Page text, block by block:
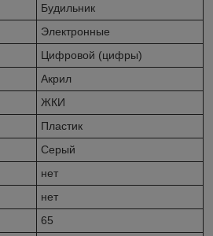
Будильник
Электронные
Цифровой (цифры)
Акрил
ЖКИ
Пластик
Серый
нет
нет
65